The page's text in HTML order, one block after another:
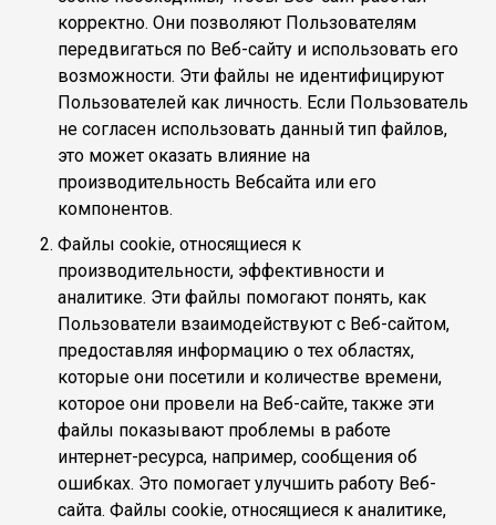
корректно. Они позволяют Пользователям
передвигаться по Веб-сайту и использовать его
возможности. Эти файлы не идентифицируют
Пользователей как личность. Если Пользователь
не согласен использовать данный тип файлов,
это может оказать влияние на
производительность Вебсайта или его
компонентов.
Файлы cookie, относящиеся к
производительности, эффективности и
аналитике. Эти файлы помогают понять, как
Пользователи взаимодействуют с Веб-сайтом,
предоставляя информацию о тех областях,
которые они посетили и количестве времени,
которое они провели на Веб-сайте, также эти
файлы показывают проблемы в работе
интернет-ресурса, например, сообщения об
ошибках. Это помогает улучшить работу Веб-
сайта. Файлы cookie, относящиеся к аналитике,